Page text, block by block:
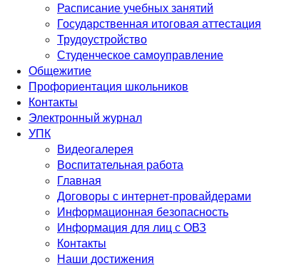
Расписание учебных занятий
Государственная итоговая аттестация
Трудоустройство
Студенческое самоуправление
Общежитие
Профориентация школьников
Контакты
Электронный журнал
УПК
Видеогалерея
Воспитательная работа
Главная
Договоры с интернет-провайдерами
Информационная безопасность
Информация для лиц с ОВЗ
Контакты
Наши достижения